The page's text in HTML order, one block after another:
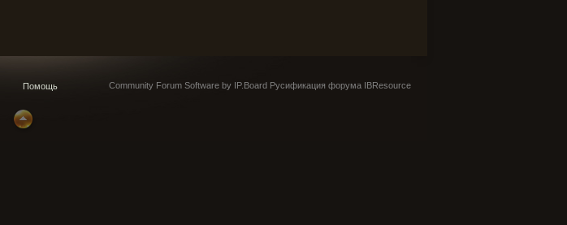
Помощь Community Forum Software by IP.Board Русификация форума IBResource